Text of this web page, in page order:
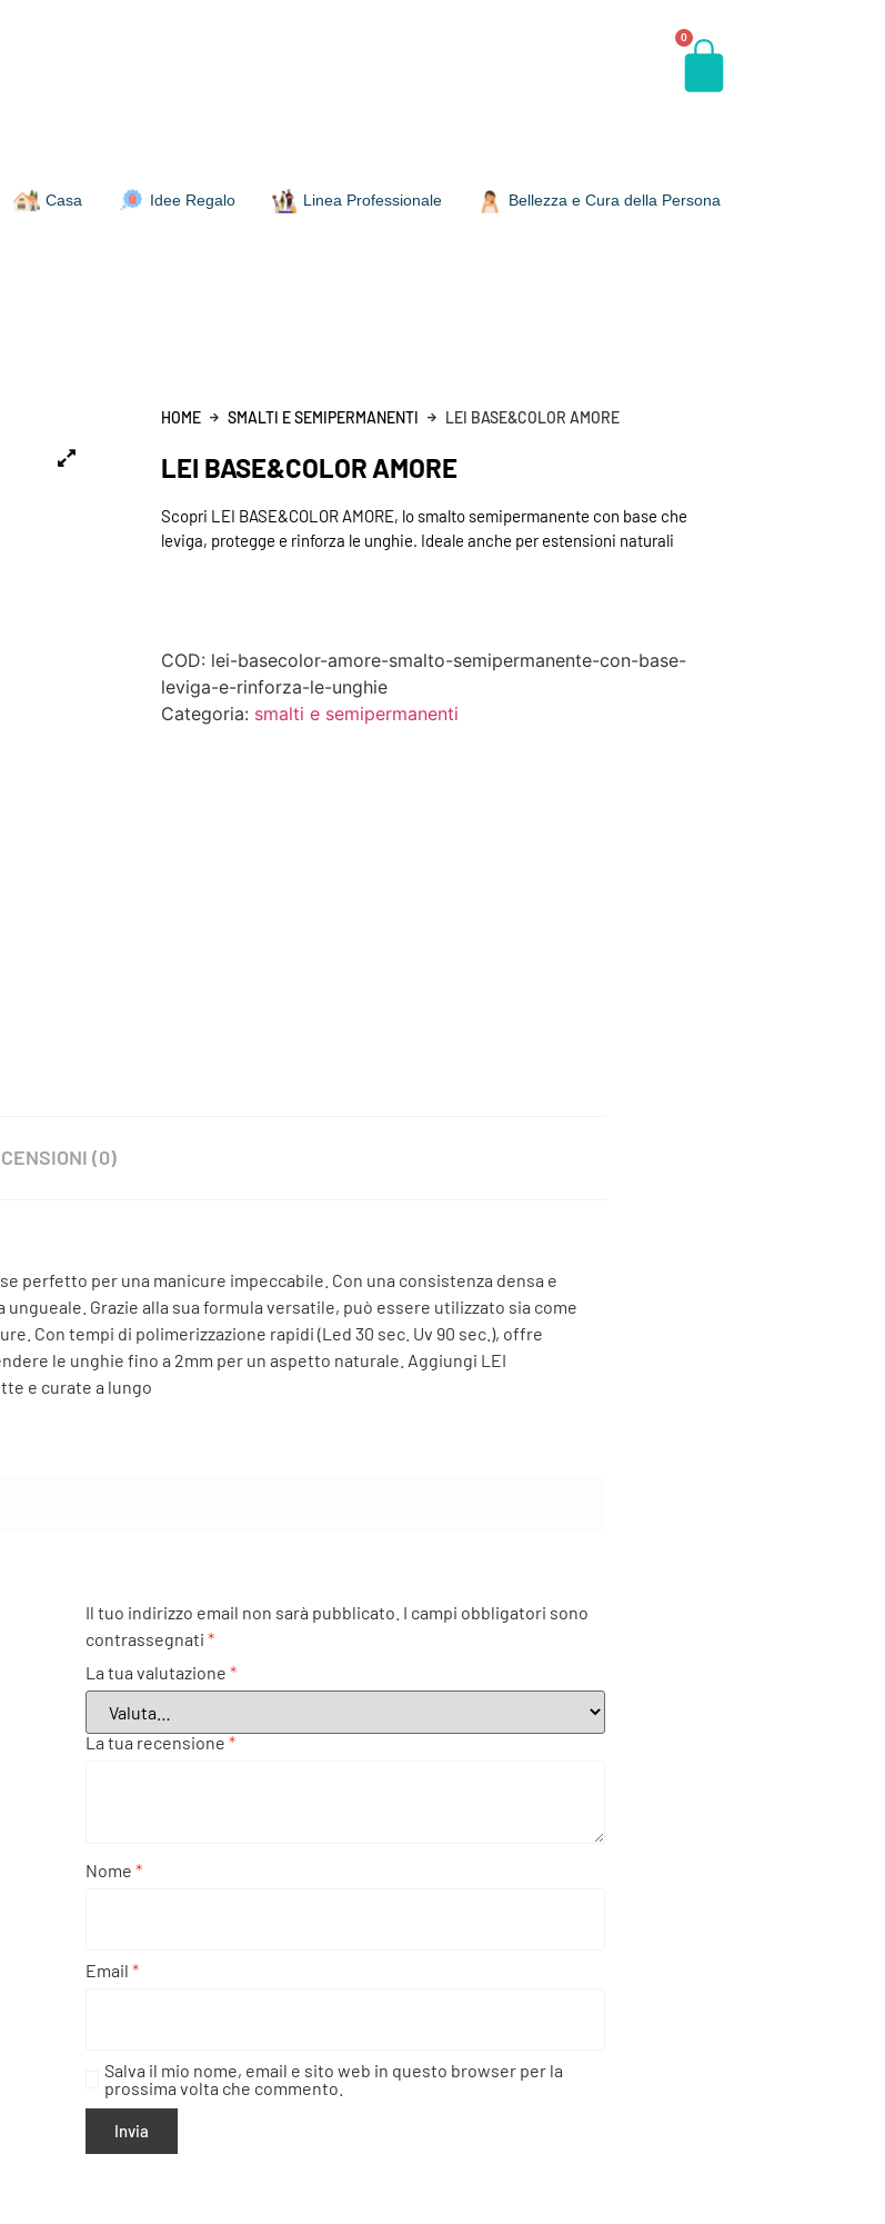
0
Casa Idee Regalo Linea Professionale Bellezza e Cura della Persona
HOME SMALTI E SEMIPERMANENTI LEI BASE&COLOR AMORE
LEI BASE&COLOR AMORE
Scopri LEI BASE&COLOR AMORE, lo smalto semipermanente con base che
leviga, protegge e rinforza le unghie. Ideale anche per estensioni naturali
COD: lei-basecolor-amore-smalto-semipermanente-con-base-
leviga-e-rinforza-le-unghie
Categoria: smalti e semipermanenti
(0)
perfetto per una manicure impeccabile. Con una consistenza densa e
Grazie alla sua formula versatile, può essere utilizzato sia come
Con tempi di polimerizzazione rapidi (Led 30 sec. Uv 90 sec.), offre
le unghie fino a 2mm per un aspetto naturale. Aggiungi LEI
e curate a lungo
Il tuo indirizzo email non sarà pubblicato. I campi obbligatori sono
contrassegnati *
La tua valutazione *
La tua recensione *
Nome *
Email *
Salva il mio nome, email e sito web in questo browser per la
prossima volta che commento.